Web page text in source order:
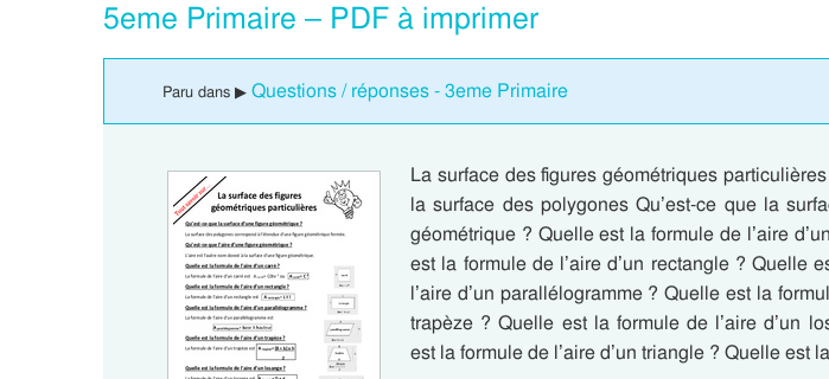
5eme Primaire – PDF à imprimer
Paru dans ▶ Questions / réponses - 3eme Primaire
La surface des figures géométriques
la surface des polygones Qu’est-ce que la
géométrique ? Quelle est la formule de l’aire
est la formule de l’aire d’un rectangle ? Quelle
l’aire d’un parallélogramme ? Quelle est la
trapèze ? Quelle est la formule de l’aire d’un
est la formule de l’aire d’un triangle ? Quelle est